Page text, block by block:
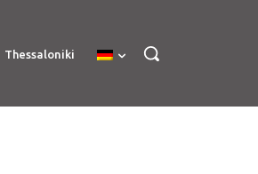
Thessaloniki